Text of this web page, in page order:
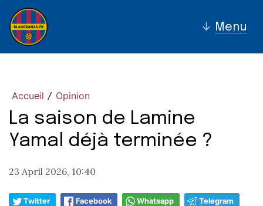
↓ Menu
Accueil / Opinion
La saison de Lamine
Yamal déjà terminée ?
23 April 2026, 10:40
Twitter Facebook Whatsapp Telegram